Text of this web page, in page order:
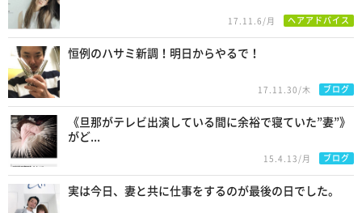
17.11.6/月 ヘアアドバイス
恒例のハサミ新調！明日からやるで！
17.11.30/木 ブログ
《旦那がテレビ出演している間に余裕で寝ていた”妻”》
がど...
15.4.13/月 ブログ
実は今日、妻と共に仕事をするのが最後の日でした。